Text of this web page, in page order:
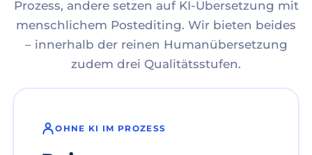
Prozess, andere setzen auf KI-Übersetzung mit
menschlichem Postediting. Wir bieten beides
– innerhalb der reinen Humanübersetzung
zudem drei Qualitätsstufen.
OHNE KI IM PROZESS